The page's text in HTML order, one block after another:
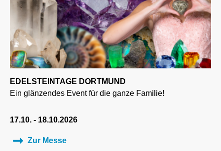
EDELSTEINTAGE DORTMUND
Ein glänzendes Event für die ganze Familie!
17.10. - 18.10.2026
Zur Messe